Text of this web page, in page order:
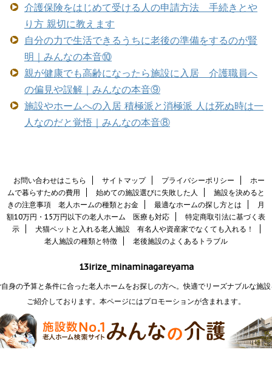
介護保険をはじめて受ける人の申請方法 手続きとや
り方 親切に教えます
自分の力で生活できるうちに老後の準備をするのが賢
明｜みんなの本音⑩
親が健康でも高齢になったら施設に入居 介護職員へ
の偏見や誤解｜みんなの本音⑨
施設やホームへの入居 積極派と消極派 人は死ぬ時は一
人なのだと覚悟｜みんなの本音⑧
お問い合わせはこちら サイトマップ プライバシーポリシー
ホー
ムで暮らすための費用
始めての施設選びに失敗した人
施設を決めると
きの注意事項 老人ホームの種類とお金
最適なホームの探し方とは
月
額10万円・15万円以下の老人ホーム 医療も対応
特定商取引法に基づく表
示
犬猫ペットと入れる老人施設 有名人や資産家でなくても入れる！
老人施設の種類と特徴
老後施設のよくあるトラブル
13irize_minaminagareyama
身の予算と条件に合った老人ホームをお探しの方へ。快適でリーズナブルな施
ご紹介しております。本ページにはプロモーションが含まれます。